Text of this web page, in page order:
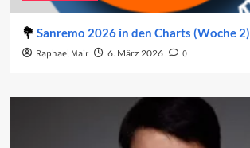
Sanremo 2026 in den Charts (Woche 2)
Raphael Mair 6. März 2026 0